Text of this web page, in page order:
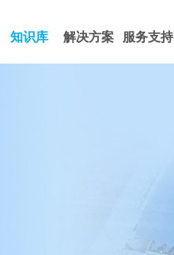
知识库 解决方案 服务支持